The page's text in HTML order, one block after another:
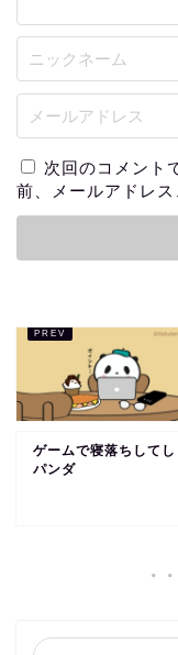
次回のコメント
前、メールアドレス
ゲームで寝落ちして
パンダ